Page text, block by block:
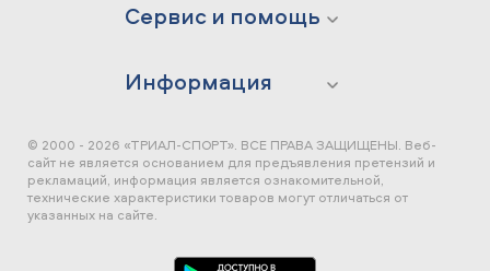
Сервис и помощь
Информация
© 2000 - 2026 «ТРИАЛ-СПОРТ». ВСЕ ПРАВА ЗАЩИЩЕНЫ. Веб-
сайт не является основанием для предъявления претензий и
рекламаций, информация является ознакомительной,
технические характеристики товаров могут отличаться от
указанных на сайте.